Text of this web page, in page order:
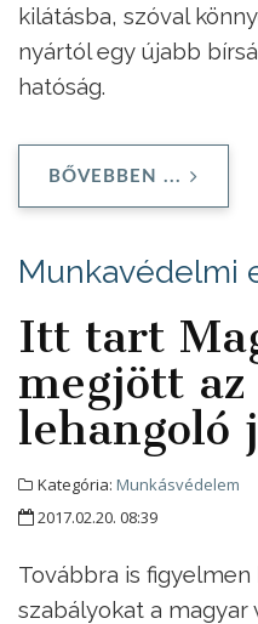
kilátásba, szóval
nyártól egy újabb
hatóság.
BŐVEBBEN ...
Munkavédelmi
Itt tart
megjött
lehangoló
Kategória: Munkásvédelem
2017.02.20. 08:39
Továbbra is figyelmen
szabályokat a magyar